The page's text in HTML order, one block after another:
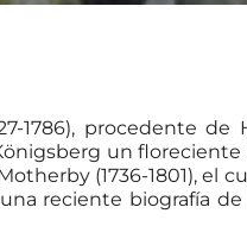
1786), procedente
un
(1736-1801), el
reciente biografía